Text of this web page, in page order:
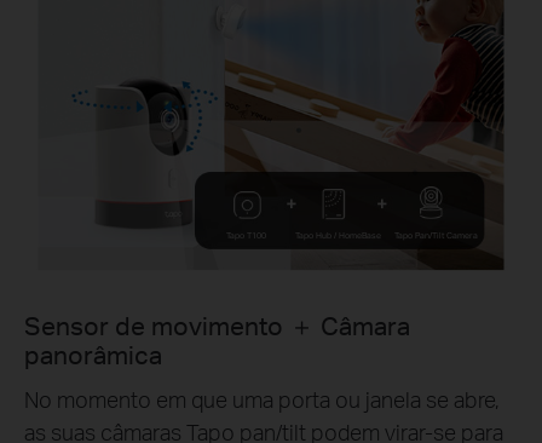
Tapo T100 Tapo Hub / HomeBase Tapo Pan/Tilt Camera
Sensor de movimento ＋ Câmara
panorâmica
No momento em que uma porta ou janela se abre,
as suas câmaras Tapo pan/tilt podem virar-se para